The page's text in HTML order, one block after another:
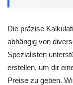
Die präzise
abhängig von
Spezialisten
erstellen, um dir
Preise zu geben.